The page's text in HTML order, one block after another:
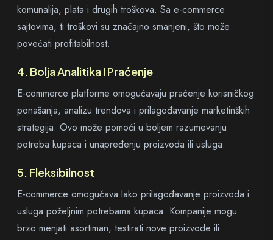
komunalija, plata i drugih troškova. Sa e-commerce
sajtovima, ti troškovi su značajno smanjeni, što može
povećati profitabilnost.
4. Bolja Analitika I Praćenje
E-commerce platforme omogućavaju praćenje korisničkog
ponašanja, analizu trendova i prilagođavanje marketinških
strategija. Ovo može pomoći u boljem razumevanju
potreba kupaca i unapređenju proizvoda ili usluga.
5. Fleksibilnost
E-commerce omogućava lako prilagođavanje proizvoda i
usluga poželjnim potrebama kupaca. Kompanije mogu
brzo menjati asortiman, testirati nove proizvode ili